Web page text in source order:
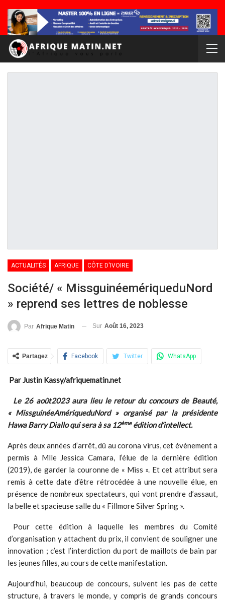
ACTUALITÉS AFRIQUE CÔTE D'IVOIRE
Société/ « MissguinéemériqueduNord
» reprend ses lettres de noblesse
Par Afrique Matin Sur Août 16, 2023
Partagez Facebook Twitter WhatsApp
Par Justin Kassy/afriquematin.net
Le 26 août2023 aura lieu le retour du concours de Beauté,
« MissguinéeAmériqueduNord » organisé par la présidente
Hawa Barry Diallo qui sera à sa 12èmeédition d’intellect.
Après deux années d’arrêt, dû au corona virus, cet évènement a
permis à Mlle Jessica Camara, l’élue de la dernière édition
(2019), de garder la couronne de « Miss ». Et cet attribut sera
remis à cette date d’être rétrocédée à une nouvelle élue, en
présence de nombreux spectateurs, qui vont prendre d’assaut,
la belle et spacieuse salle du « Fillmore Silver Spring ».
Pour cette édition à laquelle les membres du Comité
d’organisation y attachent du prix, il convient de souligner une
innovation ; c’est l’interdiction du port de maillots de bain par
les jeunes filles, au cours de cette manifestation.
Aujourd’hui, beaucoup de concours, suivent les pas de cette
structure, à travers le monde, y compris de grands concours